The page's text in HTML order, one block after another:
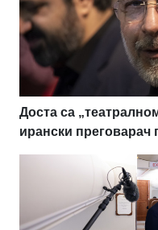
Доста са
ирански преговарач